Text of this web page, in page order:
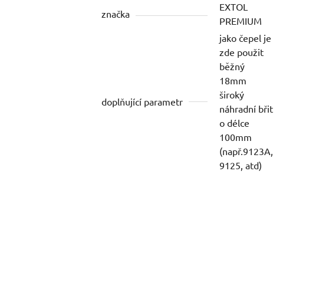
značka
EXTOL
PREMIUM
doplňující parametr
jako čepel je
zde použit
běžný
18mm
široký
náhradní břit
o délce
100mm
(např.9123A,
9125, atd)